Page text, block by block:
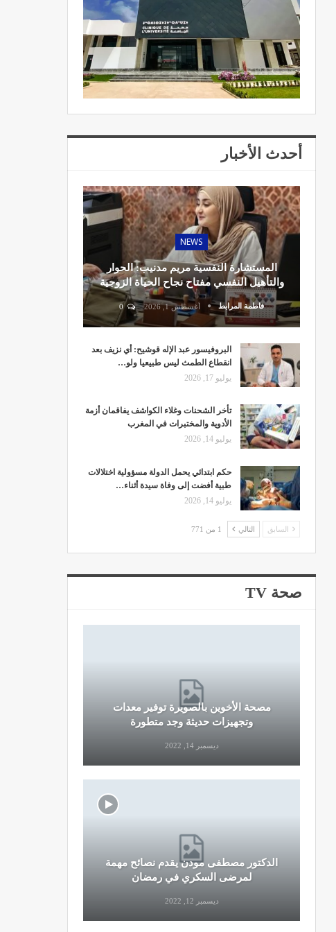
أحدث الأخبار
NEWS
المستشارة النفسية مريم مدنيب: الحوار
والتأهيل النفسي مفتاح نجاح الحياة الزوجية
فاطمة المرابط أغسطس 1, 2026 0
البروفيسور عبد الإله قوشيح: أي نزيف بعد
انقطاع الطمث ليس طبيعيا ولو…
يوليو 17, 2026
تأخر الشحنات وغلاء الكواشف يفاقمان أزمة
الأدوية والمختبرات في المغرب
يوليو 14, 2026
حكم ابتدائي يحمل الدولة مسؤولية اختلالات
طبية أفضت إلى وفاة سيدة أثناء…
يوليو 14, 2026
السابق التالي 1 من 771
صحة TV
مصحة الأخوين بالصويرة توفير معدات
وتجهيزات حديثة وجد متطورة
ديسمبر 14, 2022
الدكتور مصطفى مودن يقدم نصائح مهمة
لمرضى السكري في رمضان
ديسمبر 12, 2022